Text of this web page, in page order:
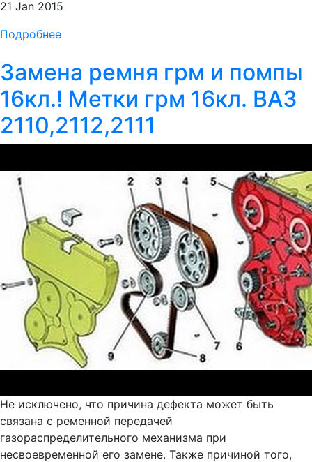
21 Jan 2015
Подробнее
Замена ремня грм и помпы
16кл.! Метки грм 16кл. ВАЗ
2110,2112,2111
Не исключено, что причина дефекта может быть
связана с ременной передачей
газораспределительного механизма при
несвоевременной его замене. Также причиной того,